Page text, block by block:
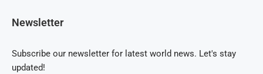
Newsletter
Subscribe our newsletter for latest world news. Let's stay
updated!